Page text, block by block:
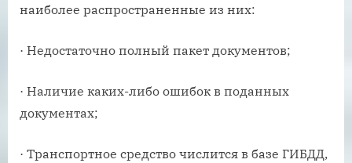
наиболее распространенные из них:
· Недостаточно полный пакет документов;
· Наличие каких-либо ошибок в поданных
документах;
· Транспортное средство числится в базе ГИБДД,